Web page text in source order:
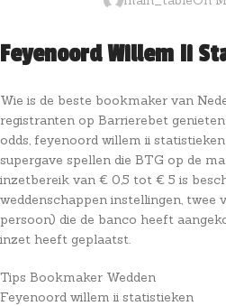
Feyenoord Willem Ii
Wie is de beste bookmaker van
registranten op Barrierebet
odds, feyenoord willem ii
supergave spellen die BTG op de
inzetbereik van € 0,5 tot € 5 is
weddenschappen instellingen, twee
persoon) die de banco heeft
inzet heeft geplaatst.
Tips Bookmaker Wedden
Feyenoord willem ii statistieken